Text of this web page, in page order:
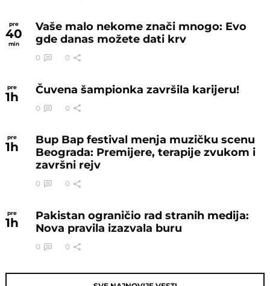
pre
40
min
Vaše malo nekome znači mnogo: Evo
gde danas možete dati krv
0 0
pre
1h
Čuvena šampionka završila karijeru!
0 0
pre
1h
Bup Bap festival menja muzičku scenu
Beograda: Premijere, terapije zvukom i
završni rejv
0 0
pre
1h
Pakistan ograničio rad stranih medija:
Nova pravila izazvala buru
0 0